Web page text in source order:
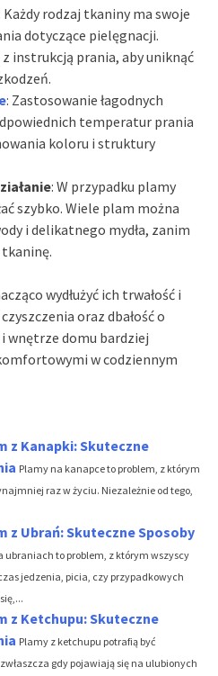
Każdy rodzaj tkaniny ma swoje
dotyczące pielęgnacji.
instrukcją prania, aby uniknąć
: Zastosowanie łagodnych
temperatur prania
koloru i struktury
: W przypadku plamy
szybko. Wiele plam można
i delikatnego mydła, zanim
tkaninę.
wydłużyć ich trwałość i
oraz dbałość o
wnętrze domu bardziej
w codziennym
z Kanapki: Skuteczne
Plamy na kanapce to problem, z którym
raz w życiu. Niezależnie od tego,
z Ubrań: Skuteczne Sposoby
ubraniach to problem, z którym wszyscy
jedzenia, picia, czy przypadkowych
z Ketchupu: Skuteczne
Plamy z ketchupu potrafią być
gdy pojawiają się na ulubionych